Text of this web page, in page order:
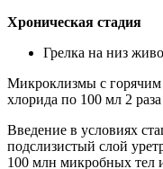
Хроническая стадия
Грелка на низ
Микроклизмы с горячим
хлорида по 100 мл 2
Введение в условиях
подслизистый слой
100 млн микробных тел